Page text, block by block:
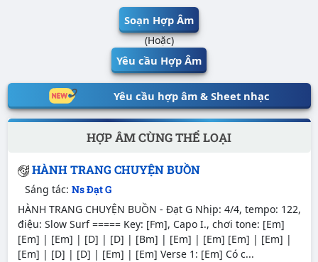
Soạn Hợp Âm
(Hoặc)
Yêu cầu Hợp Âm
Yêu cầu hợp âm & Sheet nhạc
HỢP ÂM CÙNG THỂ LOẠI
HÀNH TRANG CHUYỆN BUỒN
Sáng tác: Ns Đạt G
HÀNH TRANG CHUYỆN BUỒN - Đạt G Nhịp: 4/4, tempo: 122,
điệu: Slow Surf ===== Key: [Fm], Capo I., chơi tone: [Em]
[Em] | [Em] | [D] | [D] | [Bm] | [Em] | [Em] [Em] | [Em] |
[Em] | [D] | [D] | [Em] | [Em] Verse 1: [Em] Có c...